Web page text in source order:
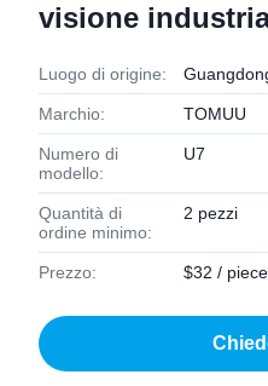
visione
Luogo di origine:
Marchio: TOMUU
Numero di
modello:
U7
Quantità di
ordine minimo:
2 pezzi
Prezzo: $32 / piece